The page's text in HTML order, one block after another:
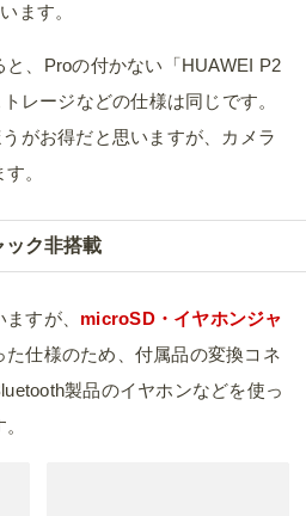
ます。
、Proの付かない「HUAWEI P2
レージなどの仕様は同じです。
がお得だと思いますが、カメラ
。
ク非搭載
すが、 microSD・イヤホンジャ
た仕様のため、付属品の変換コネ
製品のイヤホンなどを使っ